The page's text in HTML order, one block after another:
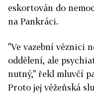
eskortován do
na Pankráci.
"Ve vazební věznici
oddělení, ale
nutný," řekl mluvčí
Proto jej věžeňská